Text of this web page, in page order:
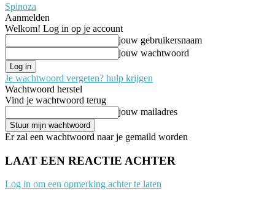
Spinoza
Aanmelden
Welkom! Log in op je account
jouw gebruikersnaam
jouw wachtwoord
Je wachtwoord vergeten? hulp krijgen
Wachtwoord herstel
Vind je wachtwoord terug
jouw mailadres
Er zal een wachtwoord naar je gemaild worden
LAAT EEN REACTIE ACHTER
Log in om een opmerking achter te laten